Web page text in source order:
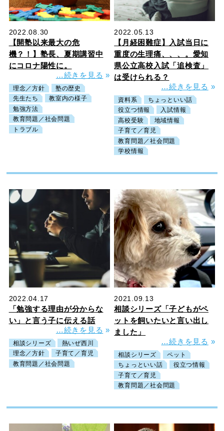
2022.08.30
【開塾以来最大の危
機？！】塾長、夏期講習中
にコロナ陽性に。
…続きを見る »
理念／方針
塾の歴史
先生たち
教室内の様子
勉強方法
教育問題／社会問題
トラブル
2022.05.13
【月経困難症】入試当日に
重度の生理痛、、、。愛知
県公立高校入試「追検査」
は受けられる？
…続きを見る »
資料系
ちょっといい話
役立つ情報
入試情報
高校受験
地域情報
子育て／育児
教育問題／社会問題
学校情報
2022.04.17
「勉強する理由が分からな
い」と言う子に伝える話
…続きを見る »
相談シリーズ
熱いぜ西川
理念／方針
子育て／育児
教育問題／社会問題
2021.09.13
相談シリーズ「子どもがペ
ットを飼いたいと言い出し
ました」
…続きを見る »
相談シリーズ
ペット
ちょっといい話
役立つ情報
子育て／育児
教育問題／社会問題